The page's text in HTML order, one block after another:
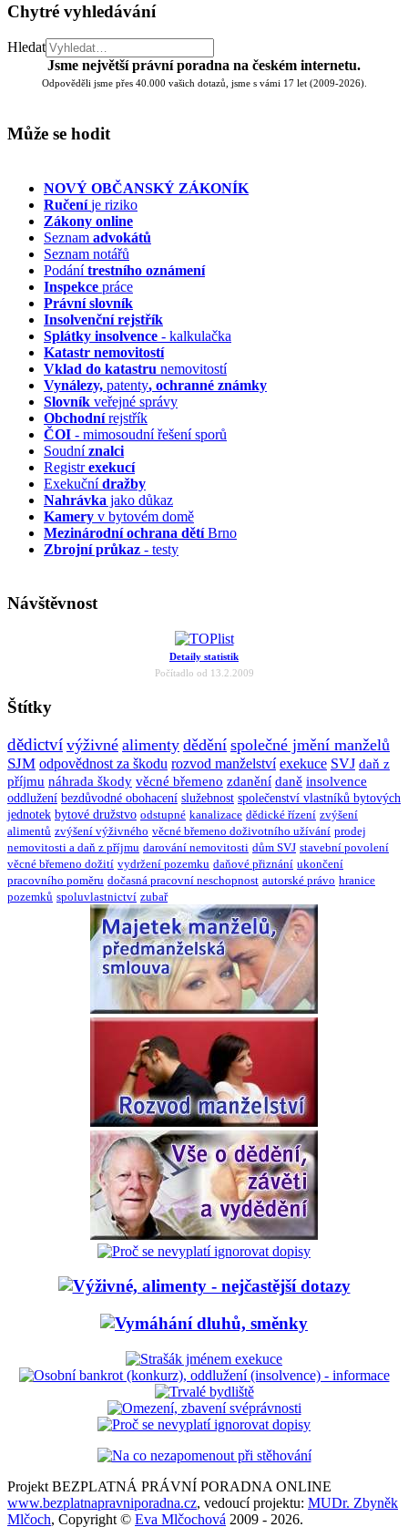
Chytré vyhledávání
Hledat
Jsme největší právní poradna na českém internetu.
Odpověděli jsme přes 40.000 vašich dotazů, jsme s vámi 17 let (2009-2026).
Může se hodit
NOVÝ OBČANSKÝ ZÁKONÍK
Ručeníje riziko
Zákony online
Seznam advokátů
Seznam notářů
Podánítrestního oznámení
Inspekce práce
Právní slovník
Insolvenčnírejstřík
Splátky insolvence - kalkulačka
Katastr nemovitostí
Vklad do katastru nemovitostí
Vynálezy, patenty, ochranné známky
Slovník veřejné správy
Obchodnírejstřík
ČOI - mimosoudní řešení sporů
Soudníznalci
Registrexekucí
Exekučnídražby
Nahrávka jako důkaz
Kamery v bytovém domě
Mezinárodní ochrana dětíBrno
Zbrojní průkaz - testy
Návštěvnost
Detaily statistik
Počítadlo od 13.2.2009
Štítky
dědictví výživné alimenty dědění společné jmění manželů
SJM odpovědnost za škodu rozvod manželství exekuce SVJ daň z
příjmu náhrada škody věcné břemeno zdanění daně insolvence
oddlužení bezdůvodné obohacení služebnost společenství vlastníků bytových
jednotek bytové družstvo odstupné kanalizace dědické řízení zvýšení
alimentů zvýšení výživného věcné břemeno doživotního užívání prodej
nemovitosti a daň z příjmu darování nemovitosti dům SVJ stavební povolení
věcné břemeno dožití vydržení pozemku daňové přiznání ukončení
pracovního poměru dočasná pracovní neschopnost autorské právo hranice
pozemků spoluvlastnictví zubař
Projekt BEZPLATNÁ PRÁVNÍ PORADNA ONLINE
www.bezplatnapravniporadna.cz, vedoucí projektu: MUDr. Zbyněk
Mlčoch, Copyright © Eva Mlčochová 2009 - 2026.